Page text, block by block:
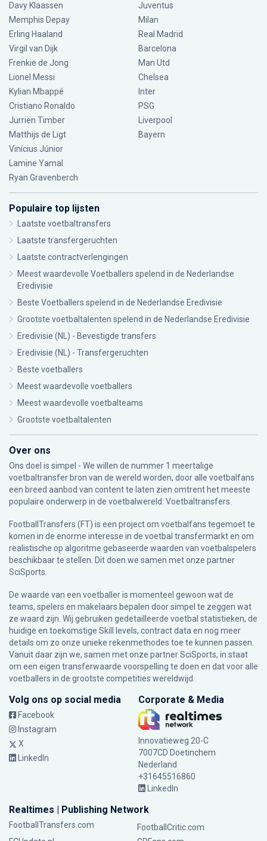
Davy Klaassen
Memphis Depay
Erling Haaland
Virgil van Dijk
Frenkie de Jong
Lionel Messi
Kylian Mbappé
Cristiano Ronaldo
Jurriën Timber
Matthijs de Ligt
Vinícius Júnior
Lamine Yamal
Ryan Gravenberch
Juventus
Milan
Real Madrid
Barcelona
Man Utd
Chelsea
Inter
PSG
Liverpool
Bayern
Populaire top lijsten
Laatste voetbaltransfers
Laatste transfergeruchten
Laatste contractverlengingen
Meest waardevolle Voetballers spelend in de Nederlandse
Eredivisie
Beste Voetballers spelend in de Nederlandse Eredivisie
Grootste voetbaltalenten spelend in de Nederlandse Eredivisie
Eredivisie (NL) - Bevestigde transfers
Eredivisie (NL) - Transfergeruchten
Beste voetballers
Meest waardevolle voetballers
Meest waardevolle voetbalteams
Grootste voetbaltalenten
Over ons
Ons doel is simpel - We willen de nummer 1 meertalige
voetbaltransfer bron van de wereld worden, door alle voetbalfans
een breed aanbod van content te laten zien omtrent het meeste
populaire onderwerp in de voetbalwereld: Voetbaltransfers.
FootballTransfers (FT) is een project om voetbalfans tegemoet te
komen in de enorme interesse in de voetbal transfermarkt en om
realistische op algoritme gebaseerde waarden van voetbalspelers
beschikbaar te stellen. Dit doen we samen met onze partner
SciSports
De waarde van een voetballer is momenteel gewoon wat de
teams, spelers en makelaars bepalen door simpel te zeggen wat
ze waard zijn. Wij gebruiken gedetailleerde voetbal statistieken, de
huidige en toekomstige Skill levels, contract data en nog meer
details om zo onze unieke rekenmethodes toe te kunnen passen.
Vanuit daar zijn we, samen met onze partner SciSports, in staat
om een eigen transferwaarde voorspelling te doen en dat voor alle
voetballers in de grootste competities wereldwijd.
Volg ons op social media
Facebook
Instagram
X
LinkedIn
Corporate & Media
Innovatieweg 20-C
7007CD Doetinchem
Nederland
+31645516860
LinkedIn
Realtimes | Publishing Network
FootballTransfers.com
FootballCritic.com